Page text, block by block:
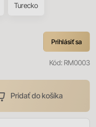
Turecko
Prihlásiť sa
Kód: RM0003
Pridať do košíka